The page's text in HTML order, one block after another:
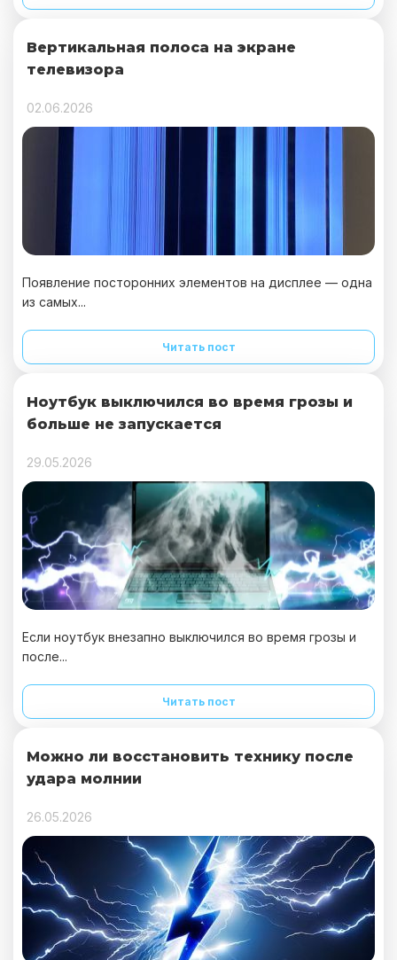
Вертикальная полоса на экране
телевизора
02.06.2026
Появление посторонних элементов на дисплее — одна
из самых...
Читать пост
Ноутбук выключился во время грозы и
больше не запускается
29.05.2026
Если ноутбук внезапно выключился во время грозы и
после...
Читать пост
Можно ли восстановить технику после
удара молнии
26.05.2026